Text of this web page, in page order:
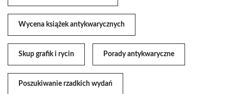
Wycena książek antykwarycznych
Skup grafik i rycin Porady antykwaryczne
Poszukiwanie rzadkich wydań